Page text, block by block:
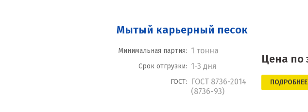
Мытый карьерный песок
Минимальная партия: 1 тонна
Срок отгрузки: 1-3 дня
ГОСТ:
ГОСТ 8736-2014
(8736-93)
Цена по
ПОДРОБНЕЕ